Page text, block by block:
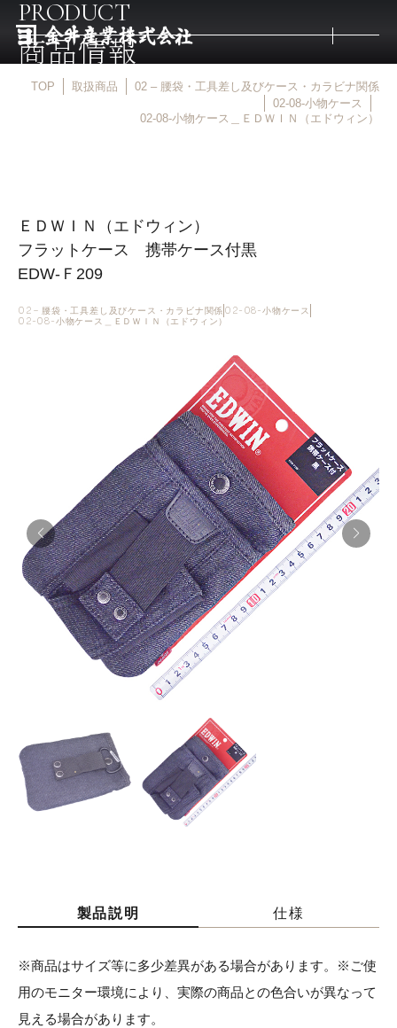
金井産業の強み
マルキン印
お問い合わせはこちら
PRODUCT
商品情報
TOP 取扱商品
02 – 腰袋・工具差し及びケース・カラビナ関係
02-08-小物ケース
02-08-小物ケース＿ＥＤＷＩＮ（エドウィン）
ＥＤＷＩＮ（エドウィン）
フラットケース 携帯ケース付黒
EDW-Ｆ209
02 – 腰袋・工具差し及びケース・カラビナ関係 02-08-小物ケース
02-08-小物ケース＿ＥＤＷＩＮ（エドウィン）
製品説明 仕様
※商品はサイズ等に多少差異がある場合があります。※ご使
用のモニター環境により、実際の商品との色合いが異なって
見える場合があります。